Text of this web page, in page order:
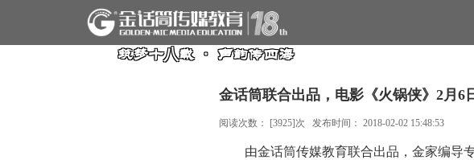
筑梦十八载 · 声韵传四海
金话筒联合出品，电影《火锅侠》2月6
阅读次数： [3925]次 发布时间： 2018-02-02 15:48:53
由金话筒传媒教育联合出品，金家编导